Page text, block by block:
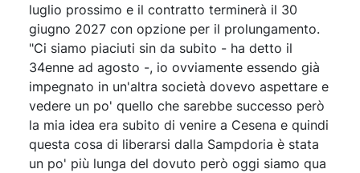
luglio prossimo e il contratto terminerà il 30
giugno 2027 con opzione per il prolungamento.
"Ci siamo piaciuti sin da subito - ha detto il
34enne ad agosto -, io ovviamente essendo già
impegnato in un'altra società dovevo aspettare e
vedere un po' quello che sarebbe successo però
la mia idea era subito di venire a Cesena e quindi
questa cosa di liberarsi dalla Sampdoria è stata
un po' più lunga del dovuto però oggi siamo qua